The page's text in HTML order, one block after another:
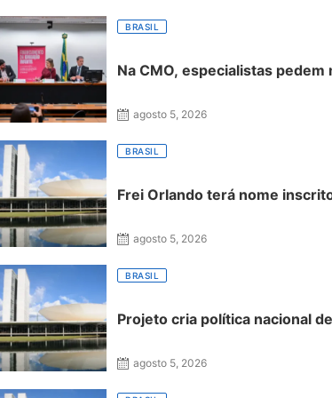
BRASIL
Na CMO, especialistas
agosto 5, 2026
BRASIL
Frei Orlando terá nome
agosto 5, 2026
BRASIL
Projeto cria política nacional
agosto 5, 2026